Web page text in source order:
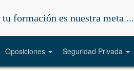
formación es nuestra meta ...
Oposiciones Seguridad Privada